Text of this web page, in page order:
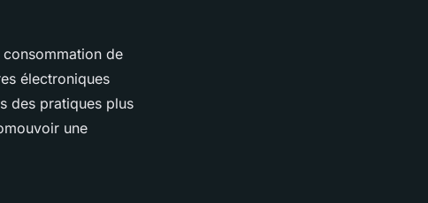
de
électroniques
des pratiques plus
une